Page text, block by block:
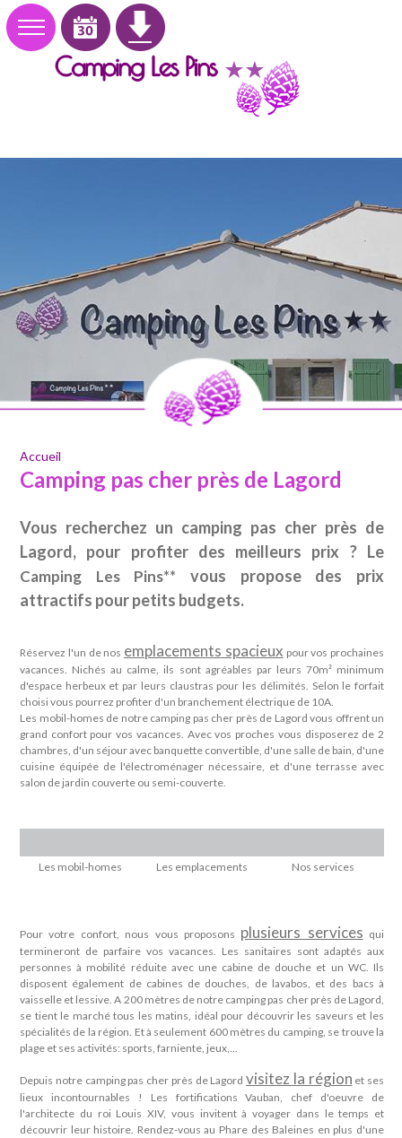
Accueil
Camping pas cher près de Lagord
Vous recherchez un camping pas cher près de
Lagord, pour profiter des meilleurs prix ? Le
Camping Les Pins** vous propose des prix
attractifs pour petits budgets.
Réservez l'un de nos emplacements spacieux pour vos prochaines
vacances. Nichés au calme, ils sont agréables par leurs 70m² minimum
d'espace herbeux et par leurs claustras pour les délimités. Selon le forfait
choisi vous pourrez profiter d'un branchement électrique de 10A.
Les mobil-homes de notre camping pas cher près de Lagord vous offrent un
grand confort pour vos vacances. Avec vos proches vous disposerez de 2
chambres, d'un séjour avec banquette convertible, d'une salle de bain, d'une
cuisine équipée de l'électroménager nécessaire, et d'une terrasse avec
salon de jardin couverte ou semi-couverte.
Les mobil-homes Les emplacements Nos services
Pour votre confort, nous vous proposons plusieurs services qui
termineront de parfaire vos vacances. Les sanitaires sont adaptés aux
personnes à mobilité réduite avec une cabine de douche et un WC. Ils
disposent également de cabines de douches, de lavabos, et des bacs à
vaisselle et lessive. A 200 mètres de notre camping pas cher près de Lagord,
se tient le marché tous les matins, idéal pour découvrir les saveurs et les
spécialités de la région. Et à seulement 600 mètres du camping, se trouve la
plage et ses activités: sports, farniente, jeux,...
Depuis notre camping pas cher près de Lagord visitez la région et ses
lieux incontournables ! Les fortifications Vauban, chef d'oeuvre de
l'architecte du roi Louis XIV, vous invitent à voyager dans le temps et
découvrir leur histoire. Rendez-vous au Phare des Baleines en plus d'une